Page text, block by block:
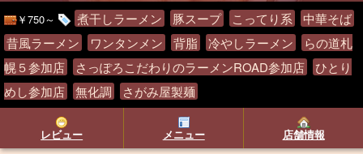
￥750～ 煮干しラーメン 豚スープ こってり系
中華そば
昔風ラーメン
ワンタンメン 背脂 冷やしラーメン
らの道札
幌５参加店
さっぽろこだわりのラーメンROAD参加店
ひとり
めし参加店
無化調 さがみ屋製麺
レビュー メニュー 店舗情報